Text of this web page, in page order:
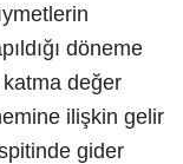
döneme
değer
ilişkin gelir
gider